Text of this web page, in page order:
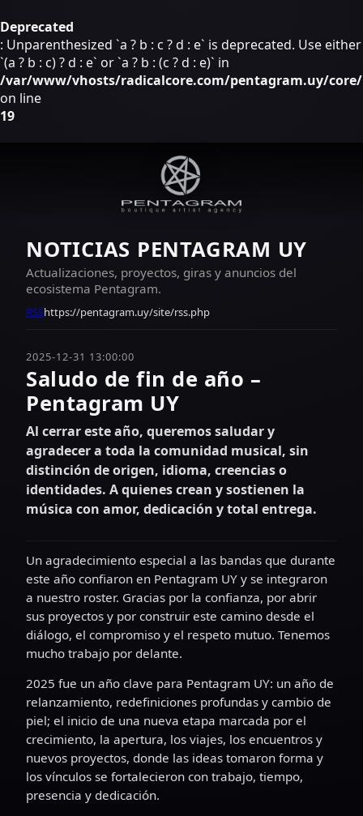
Deprecated
: Unparenthesized `a ? b : c ? d : e` is deprecated. Use either
`(a ? b : c) ? d : e` or `a ? b : (c ? d : e)` in
/var/www/vhosts/radicalcore.com/pentagram.uy/
on line
19
NOTICIAS PENTAGRAM UY
Actualizaciones, proyectos, giras y anuncios del
ecosistema Pentagram.
RSShttps://pentagram.uy/site/rss.php
2025-12-31 13:00:00
Saludo de fin de año –
Pentagram UY
Al cerrar este año, queremos saludar y
agradecer a toda la comunidad musical, sin
distinción de origen, idioma, creencias o
identidades. A quienes crean y sostienen la
música con amor, dedicación y total entrega.
Un agradecimiento especial a las bandas que durante
este año confiaron en Pentagram UY y se integraron
a nuestro roster. Gracias por la confianza, por abrir
sus proyectos y por construir este camino desde el
diálogo, el compromiso y el respeto mutuo. Tenemos
mucho trabajo por delante.
2025 fue un año clave para Pentagram UY: un año de
relanzamiento, redefiniciones profundas y cambio de
piel; el inicio de una nueva etapa marcada por el
crecimiento, la apertura, los viajes, los encuentros y
nuevos proyectos, donde las ideas tomaron forma y
los vínculos se fortalecieron con trabajo, tiempo,
presencia y dedicación.